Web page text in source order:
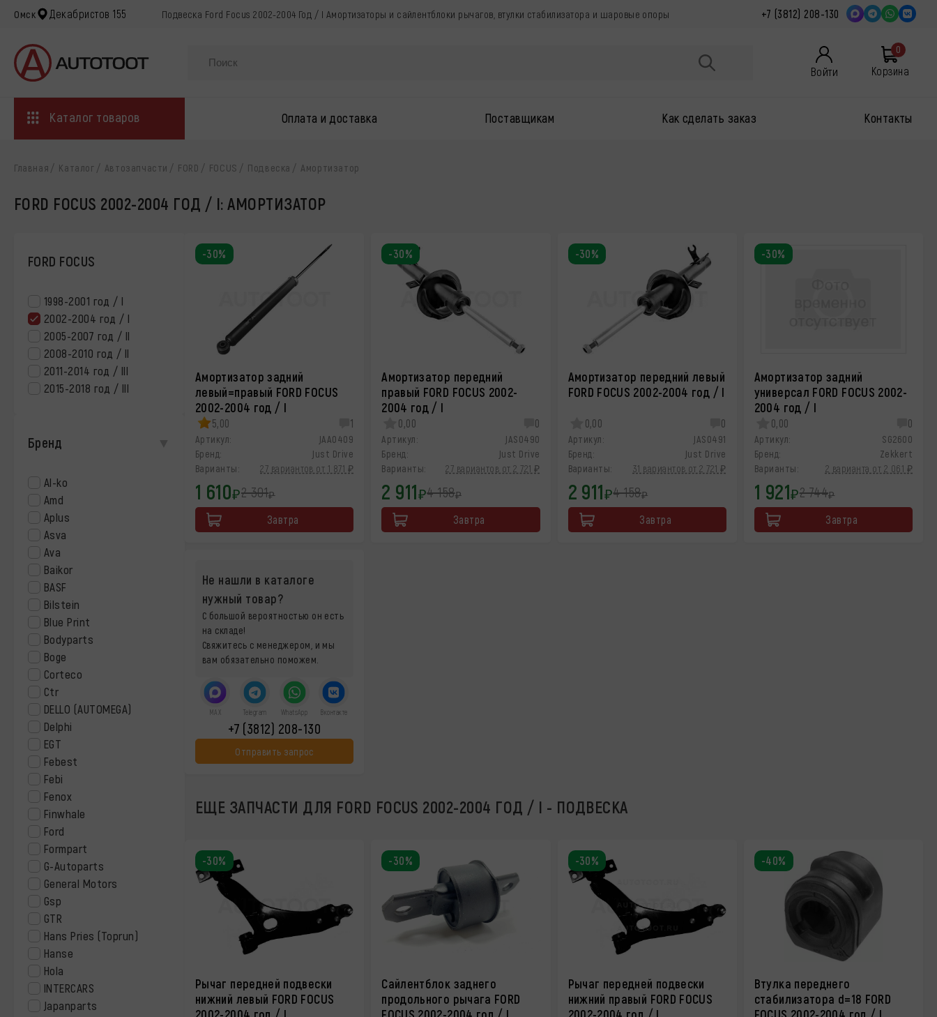
Омск Декабристов 155 Подвеска Ford Focus 2002-2004 Год / I Амортизаторы и сайлентблоки рычагов, втулки стабилизатора и шаровые опоры +7 (3812) 208-130
Войти
0
Корзина
Каталог товаров Оплата и доставка Поставщикам Как сделать заказ Контакты
Главная Каталог Автозапчасти FORD FOCUS Подвеска Амортизатор
FORD FOCUS 2002-2004 ГОД / I: АМОРТИЗАТОР
FORD FOCUS
1998-2001 год / I
2002-2004 год / I
2005-2007 год / II
2008-2010 год / II
2011-2014 год / III
2015-2018 год / III
Бренд
Al-ko
Amd
Aplus
Asva
Ava
Baikor
BASF
Bilstein
Blue Print
Bodyparts
Boge
Corteco
Ctr
DELLO (AUTOMEGA)
Delphi
EGT
Febest
Febi
Fenox
Finwhale
Ford
Formpart
G-Autoparts
General Motors
Gsp
GTR
Hans Pries (Toprun)
Hanse
Hola
INTERCARS
Japanparts
Амортизатор задний
левый=правый FORD FOCUS
2002-2004 год / I
5,00 1
Артикул:
JAA0409
Бренд:
Just Drive
Варианты:
27 вариантов от 1 871 ₽
1 610₽2 301₽
Завтра
-30%
Амортизатор передний
правый FORD FOCUS 2002-
2004 год / I
0,00 0
Артикул:
JAS0490
Бренд:
Just Drive
Варианты:
27 вариантов от 2 721 ₽
2 911₽4 158₽
Завтра
-30%
Амортизатор передний левый
FORD FOCUS 2002-2004 год / I
0,00 0
Артикул:
JAS0491
Бренд:
Just Drive
Варианты:
31 вариантов от 2 721 ₽
2 911₽4 158₽
Завтра
-30%
Амортизатор задний
универсал FORD FOCUS 2002-
2004 год / I
0,00 0
Артикул:
SG2600
Бренд:
Zekkert
Варианты:
2 варианта от 2 061 ₽
1 921₽2 744₽
Завтра
-30%
Не нашли в каталоге
нужный товар?
С большой вероятностью он есть
на складе!
Свяжитесь с менеджером, и мы
вам обязательно поможем.
MAX Telegram WhatsApp Вконтакте
+7 (3812) 208-130
Отправить запрос
ЕЩЕ ЗАПЧАСТИ ДЛЯ FORD FOCUS 2002-2004 ГОД / I - ПОДВЕСКА
Рычаг передней подвески
нижний левый FORD FOCUS
-30%
Сайлентблок заднего
продольного рычага FORD
-30%
Рычаг передней подвески
нижний правый FORD FOCUS
-30%
Втулка переднего
стабилизатора d=18 FORD
-40%